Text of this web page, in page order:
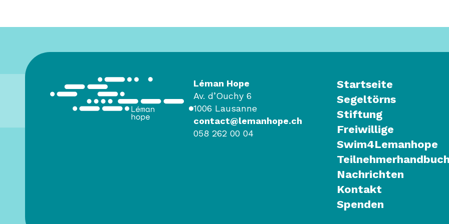
Léman Hope
Av. d’Ouchy 6
1006 Lausanne
contact@lemanhope.ch
058 262 00 04
Startseite
Segeltörns
Stiftung
Freiwillige
Swim4Lemanhope
Nachrichten
Kontakt
Spenden